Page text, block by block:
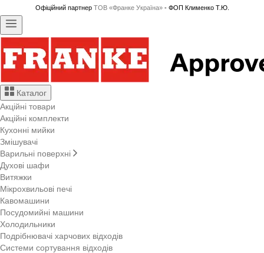
Офіційний партнер ТОВ «Франке Україна»- ФОП Клименко Т.Ю.
Каталог
Акційні товари
Акційні комплекти
Кухонні мийки
Змішувачі
Варильні поверхні
Духові шафи
Витяжки
Мікрохвильові печі
Кавомашини
Посудомийні машини
Холодильники
Подрібнювачі харчових відходів
Системи сортування відходів